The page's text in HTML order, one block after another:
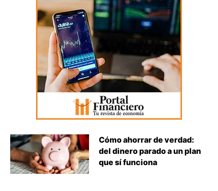
Cómo ahorrar de verdad:
del dinero parado a un plan
que sí funciona